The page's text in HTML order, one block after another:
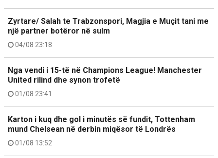
Zyrtare/ Salah te Trabzonspori, Magjia e Muçit tani me
një partner botëror në sulm
04/08 23:18
Nga vendi i 15-të në Champions League! Manchester
United rilind dhe synon trofetë
01/08 23:41
Karton i kuq dhe gol i minutës së fundit, Tottenham
mund Chelsean në derbin miqësor të Londrës
01/08 13:52